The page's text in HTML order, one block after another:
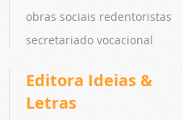
obras sociais redentoristas
secretariado vocacional
Editora Ideias &
Letras